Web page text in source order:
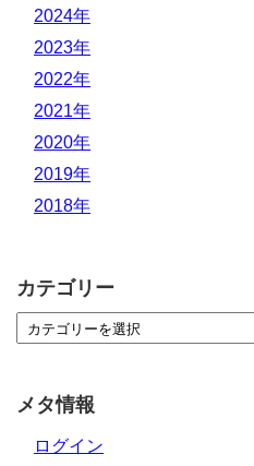
2024年
2023年
2022年
2021年
2020年
2019年
2018年
カテゴリー
メタ情報
ログイン